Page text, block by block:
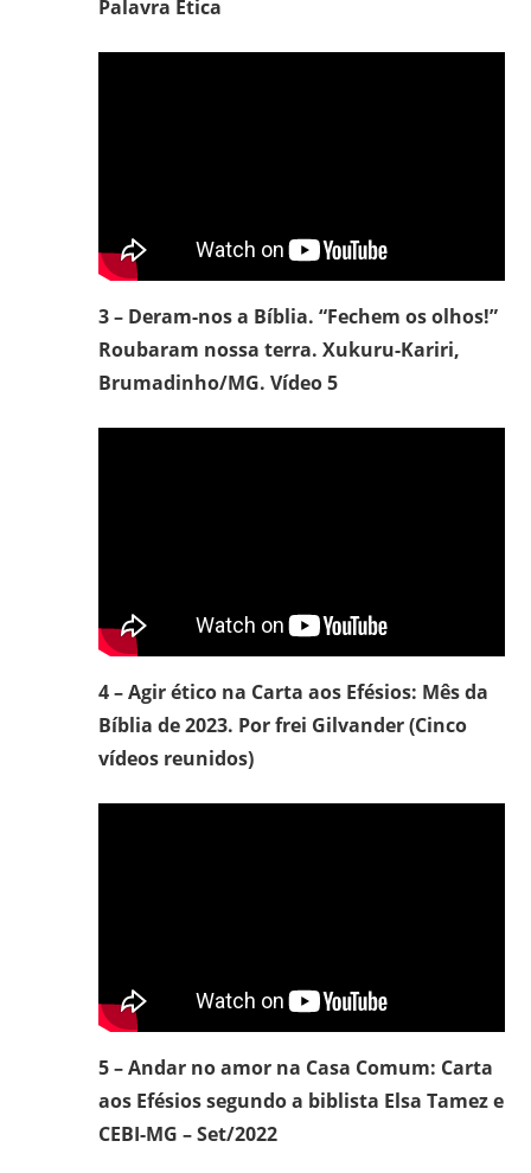
Palavra Ética
3 – Deram-nos a Bíblia. “Fechem os olhos!”
Roubaram nossa terra. Xukuru-Kariri,
Brumadinho/MG. Vídeo 5
4 – Agir ético na Carta aos Efésios: Mês da
Bíblia de 2023. Por frei Gilvander (Cinco
vídeos reunidos)
5 – Andar no amor na Casa Comum: Carta
aos Efésios segundo a biblista Elsa Tamez e
CEBI-MG – Set/2022